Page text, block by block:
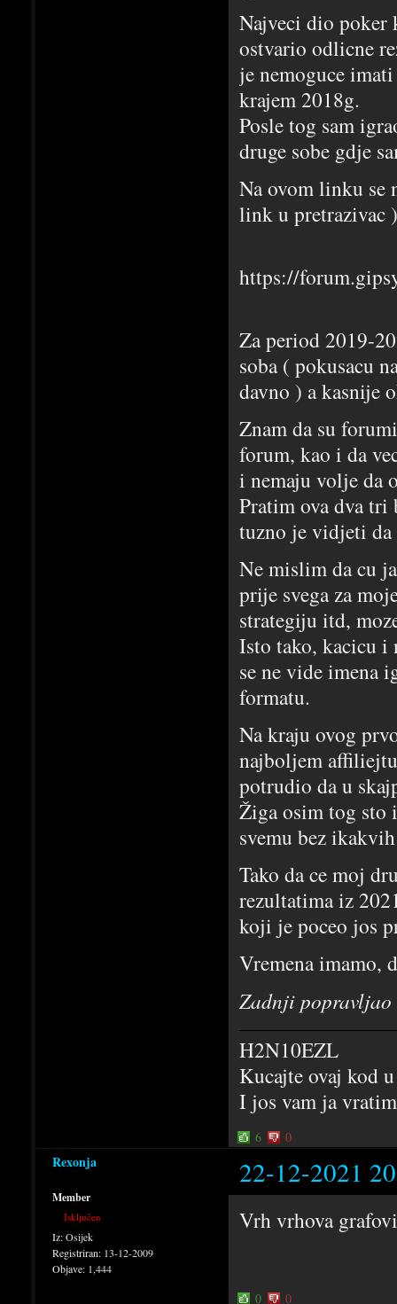
Najveci dio poker
ostvario odlicne
je nemoguce
krajem 2018g.
Posle tog sam
druge sobe gdje
Na ovom linku se
link u pretrazivac )
https://
Za period 2019-
soba ( pokusacu
davno ) a kasnije
Znam da su
forum, kao i da
i nemaju volje da
Pratim ova dva tri
tuzno je vidjeti da
Ne mislim da cu
prije svega za
strategiju itd,
Isto tako, kacicu i
se ne vide imena
formatu.
Na kraju ovog
najboljem
potrudio da u
Žiga osim tog sto
svemu bez
Tako da ce moj
rezultatima iz
koji je poceo jos
Vremena imamo,
Zadnji popravljao
H2N10EZL
Kucajte ovaj kod
I jos vam ja
6 0
Rexonja 22-12-2021
Member
Isključen
Iz:Osijek
Registriran: 13-12-2009
Objave: 1,444
Vrh vrhova
0 0